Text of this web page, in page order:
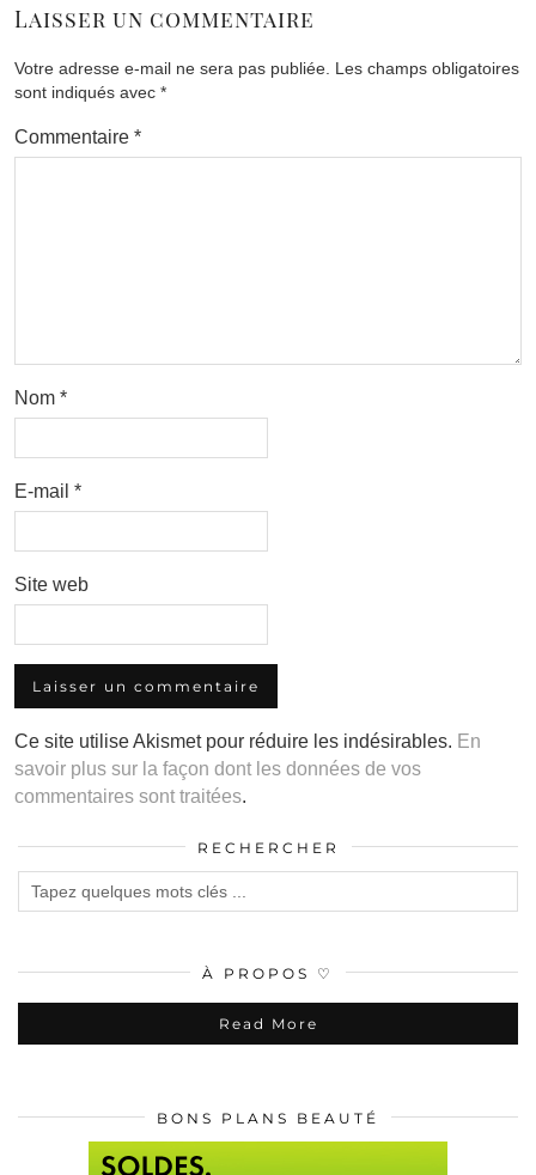
Laisser un commentaire
Votre adresse e-mail ne sera pas publiée. Les champs obligatoires
sont indiqués avec *
Commentaire *
Nom *
E-mail *
Site web
Ce site utilise Akismet pour réduire les indésirables. En
savoir plus sur la façon dont les données de vos
commentaires sont traitées.
RECHERCHER
À PROPOS ♡
Read More
BONS PLANS BEAUTÉ